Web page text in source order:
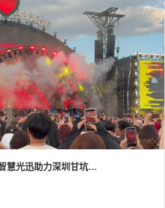
全光织网，智享旅居！智慧光迅助力深圳甘坑古镇丽呈酒店完成全光网络升级